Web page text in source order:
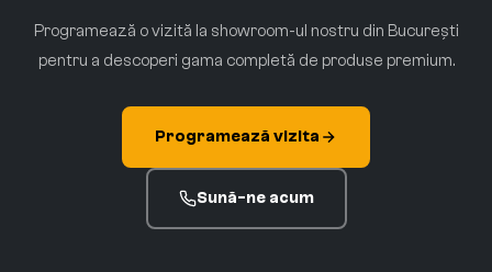
Programează o vizită la showroom-ul nostru din București
pentru a descoperi gama completă de produse premium.
Programează vizita
Sună-ne acum